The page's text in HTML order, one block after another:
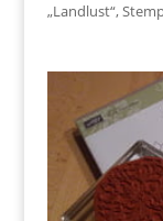
„Landlust“,